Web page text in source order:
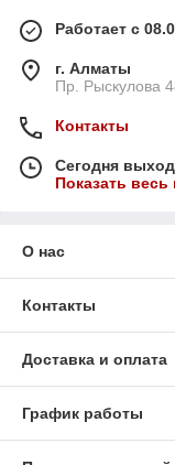
Работает с
г. Алматы
Пр. Рыскулова
Контакты
Сегодня
Показать
О нас
Контакты
Доставка и оплата
График работы